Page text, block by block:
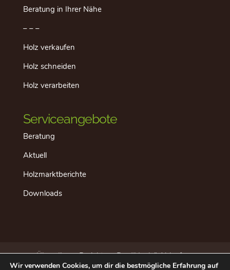
Beratung in Ihrer Nähe
– – –
Holz verkaufen
Holz schneiden
Holz verarbeiten
Serviceangebote
Beratung
Aktuell
Holzmarktberichte
Downloads
Über dieses Projekt
Der “ideale” Ablauf
Aktuell
Datenschutz Impressum
Wir verwenden Cookies, um dir die bestmögliche Erfahrung auf